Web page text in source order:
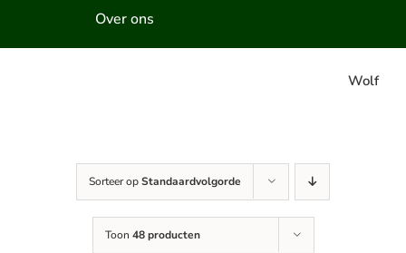
Over ons
Wolf
Sorteer opStandaardvolgorde
Toon 48 producten